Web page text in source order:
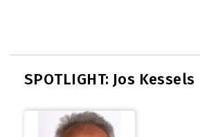
SPOTLIGHT: Jos Kessels